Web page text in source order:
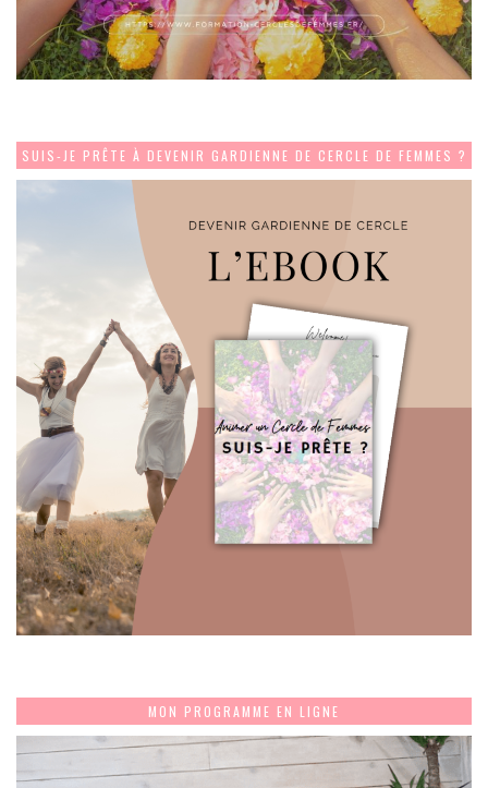
SUIS-JE PRÊTE À DEVENIR GARDIENNE DE CERCLE DE FEMMES ?
MON PROGRAMME EN LIGNE